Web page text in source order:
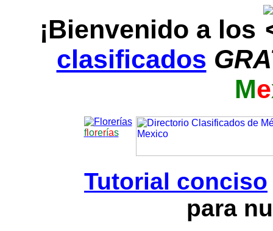
¡Bienvenido a los
clasificados
Me
florerías
Tutorial conciso
para